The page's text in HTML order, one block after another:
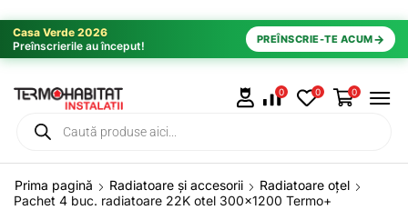
Casa Verde 2026
Preînscrierile au început!
PREÎNSCRIE-TE ACUM→
0 0 0
Prima pagină Radiatoare și accesorii
Radiatoare oțel
Pachet 4 buc. radiatoare 22K otel 300×1200 Termo+